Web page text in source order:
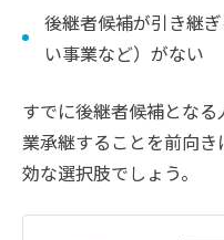
後継者候補が引き継
い事業など）がない
すでに後継者候補とな
業承継することを前向
効な選択肢でしょう。